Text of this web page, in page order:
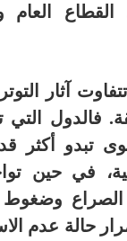
العام
آثار
فالدول التي
تبدو أكثر
في حين
الصراع وضغوط
حالة عدم